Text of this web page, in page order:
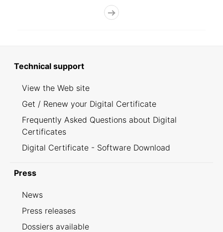
Technical support
View the Web site
Get / Renew your Digital Certificate
Frequently Asked Questions about Digital
Certificates
Digital Certificate - Software Download
Press
News
Press releases
Dossiers available